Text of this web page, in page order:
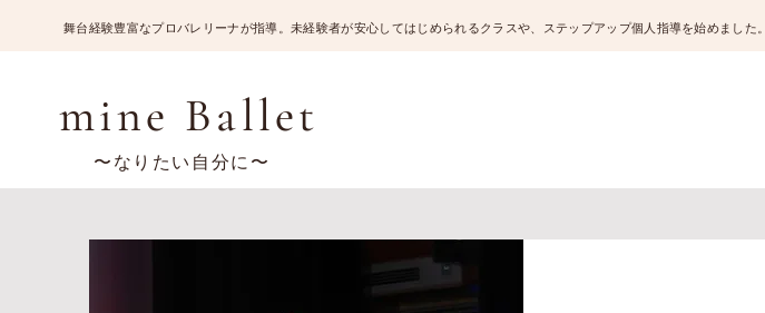
​舞台経験豊富なプロバレリーナが指導。未経験者が安心してはじめられるクラスや、ステップアップ個人指導を始めました。
mine Ballet
〜なりたい自分に〜